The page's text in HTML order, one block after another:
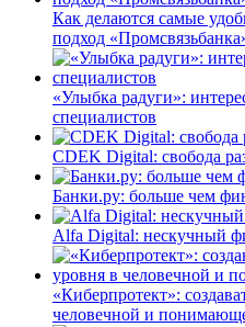
Как делаются самые
подход
«Улыбка радуги»:
специалистов
CDEK Digital: свобода
Банки.ру: больше чем
Alfa Digital: нескучный
«Киберпротект»:
человечной и